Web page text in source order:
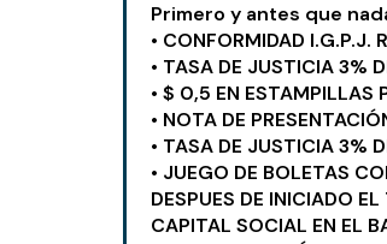
Primero y antes que
• CONFORMIDAD I.G.P.J.
• TASA DE JUSTICIA 3%
• $ 0,5 EN ESTAMPILLAS
• NOTA DE
• TASA DE JUSTICIA 3%
• JUEGO DE BOLETAS
DESPUES DE INICIADO
CAPITAL SOCIAL EN EL